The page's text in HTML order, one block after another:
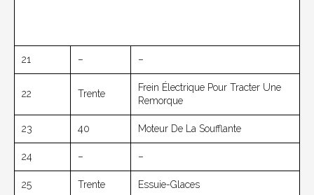
21 – –
22 Trente
Frein Électrique Pour Tracter Une
Remorque
23 40 Moteur De La Soufflante
24 – –
25 Trente Essuie-Glaces